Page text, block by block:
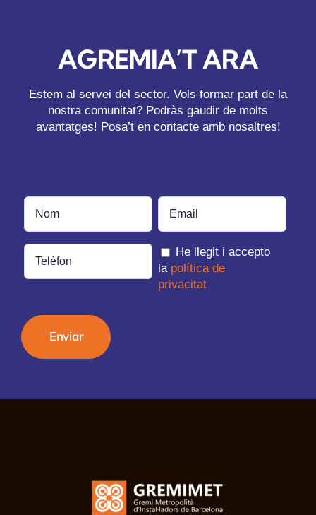
AGREMIA’T ARA
Estem al servei del sector. Vols formar part de la
nostra comunitat? Podràs gaudir de molts
avantatges! Posa’t en contacte amb nosaltres!
He llegit i accepto
la política de
privacitat